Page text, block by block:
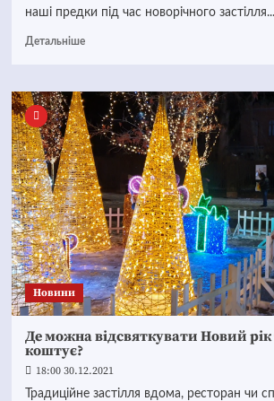
наші предки під час новорічного
Детальніше
Новини
Де можна відсвяткувати Новий рік
коштує?
18:00 30.12.2021
Традиційне застілля вдома, ресторан чи